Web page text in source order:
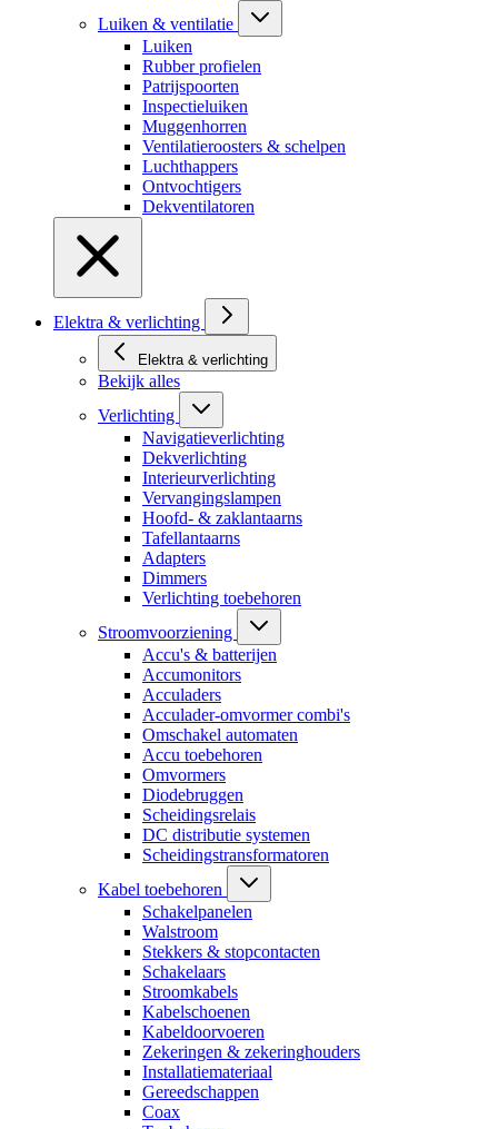
Luiken & ventilatie
Luiken
Rubber profielen
Patrijspoorten
Inspectieluiken
Muggenhorren
Ventilatieroosters & schelpen
Luchthappers
Ontvochtigers
Dekventilatoren
Elektra & verlichting
Elektra & verlichting
Bekijk alles
Verlichting
Navigatieverlichting
Dekverlichting
Interieurverlichting
Vervangingslampen
Hoofd- & zaklantaarns
Tafellantaarns
Adapters
Dimmers
Verlichting toebehoren
Stroomvoorziening
Accu's & batterijen
Accumonitors
Acculaders
Acculader-omvormer combi's
Omschakel automaten
Accu toebehoren
Omvormers
Diodebruggen
Scheidingsrelais
DC distributie systemen
Scheidingstransformatoren
Kabel toebehoren
Schakelpanelen
Walstroom
Stekkers & stopcontacten
Schakelaars
Stroomkabels
Kabelschoenen
Kabeldoorvoeren
Zekeringen & zekeringhouders
Installatiemateriaal
Gereedschappen
Coax